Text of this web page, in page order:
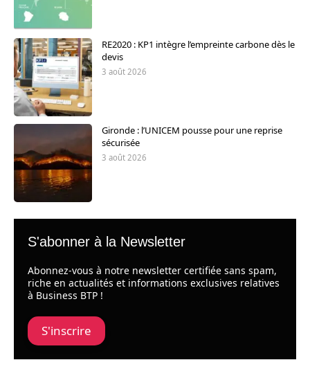
RE2020 : KP1 intègre l’empreinte carbone dès le
devis
3 août 2026
Gironde : l’UNICEM pousse pour une reprise
sécurisée
3 août 2026
S'abonner à la Newsletter
Abonnez-vous à notre newsletter certifiée sans spam,
riche en actualités et informations exclusives relatives
à Business BTP !
S'inscrire